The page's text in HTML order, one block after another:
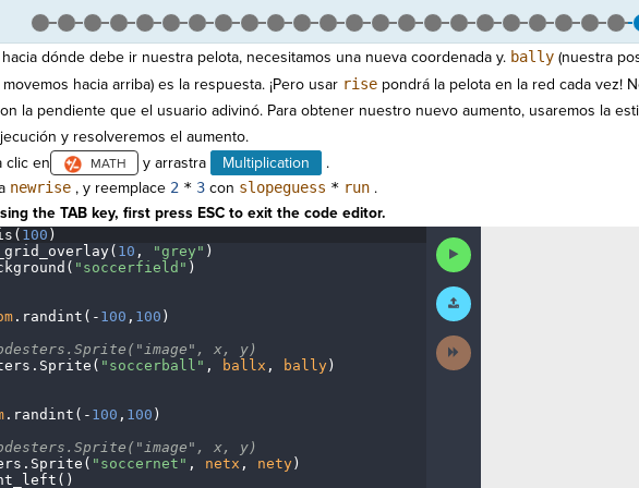
hacia dónde debe ir nuestra pelota, necesitamos una nueva coordenada y. bally(nuestra
hacia arriba) es la respuesta. ¡Pero usar risepondrá la pelota en la red cada vez!
la pendiente que el usuario adivinó. Para obtener nuestro nuevo aumento, usaremos la
y resolveremos el aumento.
clic en
y arrastra Multiplication
.
newrise, y reemplace 2 * 3con slopeguess * run.
the TAB key, first press ESC to exit the code editor.
100 )
10 , "grey" )
"soccerfield" )
. randint( - 100 , 100 )
x, y)
. Sprite( "soccerball" , ballx , bally)
. randint( - 100 , 100 )
x, y)
. Sprite( "soccernet" , netx , nety)
Run
Code
Submit
Work
Next
Activity